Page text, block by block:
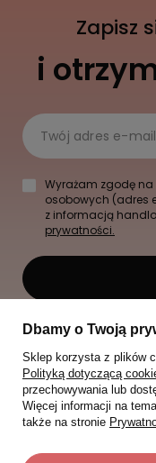
Zapisz
i
Twój adres e-mail
Wyrażam zgodę
osobowych (adres
z informacją
prywatności.
Dbamy o Twoją
Sklep korzysta z plików
Polityką dotyczącą
przechowywania lub
Więcej informacji na
także na stronie